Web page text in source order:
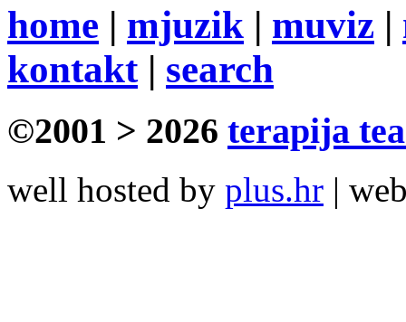
home | mjuzik | muviz |
kontakt| search
©2001 > 2026 terapija
well hosted by plus.hr |